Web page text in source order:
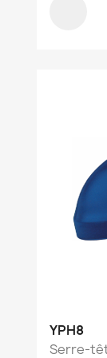
YPH8
Serre-